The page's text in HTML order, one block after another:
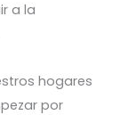
a la
hogares
por